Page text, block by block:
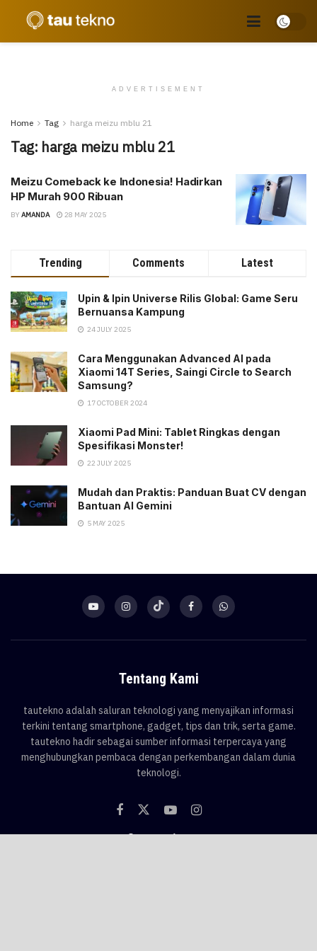
ADVERTISEMENT
Home Tag harga meizu mblu 21
Tag: harga meizu mblu 21
Meizu Comeback ke Indonesia! Hadirkan
HP Murah 900 Ribuan
BY AMANDA 28 MAY 2025
Trending Comments Latest
Upin & Ipin Universe Rilis Global: Game Seru
Bernuansa Kampung
24 JULY 2025
Cara Menggunakan Advanced AI pada
Xiaomi 14T Series, Saingi Circle to Search
Samsung?
17 OCTOBER 2024
Xiaomi Pad Mini: Tablet Ringkas dengan
Spesifikasi Monster!
22 JULY 2025
Mudah dan Praktis: Panduan Buat CV dengan
Bantuan AI Gemini
5 MAY 2025
Tentang Kami
tautekno adalah saluran teknologi yang menyajikan informasi
terkini tentang smartphone, gadget, tips dan trik, serta game.
tautekno hadir sebagai sumber informasi terpercaya yang
menghubungkan pembaca dengan perkembangan dalam dunia
teknologi.
Categories